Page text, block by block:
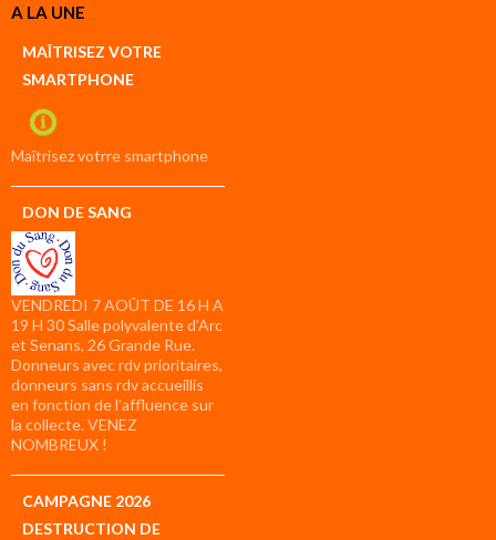
compte
compte
A LA UNE
MAÎTRISEZ VOTRE
SMARTPHONE
Maîtrisez votrre smartphone
DON DE SANG
VENDREDI 7 AOÛT DE 16 H A
19 H 30 Salle polyvalente d’Arc
et Senans, 26 Grande Rue.
Donneurs avec rdv prioritaires,
donneurs sans rdv accueillis
en fonction de l’affluence sur
la collecte. VENEZ
NOMBREUX !
CAMPAGNE 2026
DESTRUCTION DE